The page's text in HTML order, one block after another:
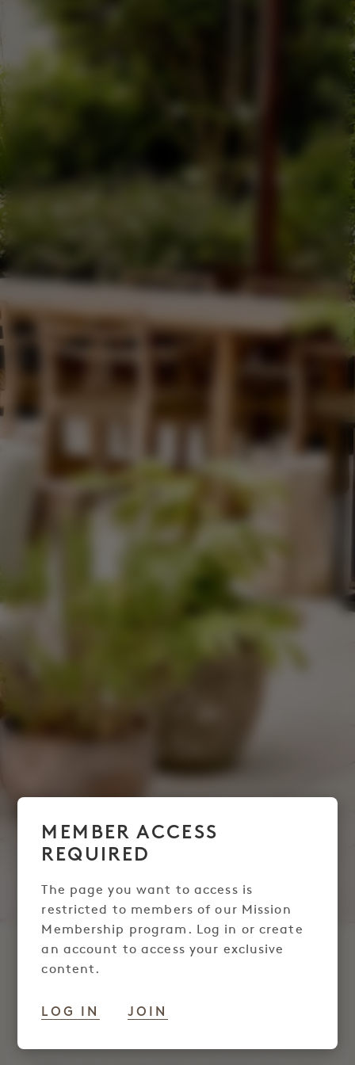
SUITE DE SOMMEIL
POUR LES MEMBRES
DE LA MISSION
MEMBER ACCESS
REQUIRED
The page you want to access is
restricted to members of our Mission
Membership program. Log in or create
an account to access your exclusive
content.
LOG IN JOIN